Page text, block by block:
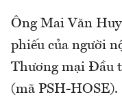
Ông Mai Văn
phiếu của người
Thương mại Đầu
(mã PSH-HOSE).